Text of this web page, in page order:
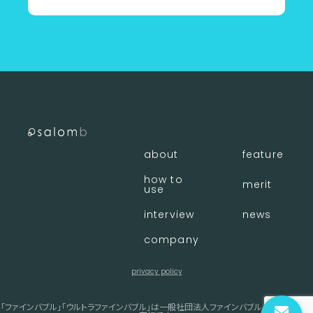
about
feature
how to
use merit
interview
news
company
privacy policy
「ファインバブル」「ウルトラファインバブル」は一般社団法人ファインバブル産業会の登録